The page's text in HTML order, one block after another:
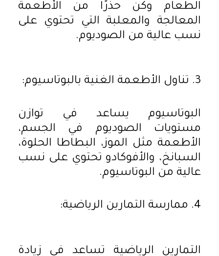
الطعام وكن حذرًا من الأطعمة
المعالجة والمعلبة التي تحتوي على
نسب عالية من الصوديوم.
3. تناول الأطعمة الغنية بالبوتاسيوم:
البوتاسيوم يساعد في توازن
مستويات الصوديوم في الجسم،
الأطعمة مثل الموز، البطاطا الحلوة،
السبانخ، والأفوكادو تحتوي على نسب
عالية من البوتاسيوم.
4. ممارسة التمارين الرياضية:
التمارين الرياضية تساعد في زيادة